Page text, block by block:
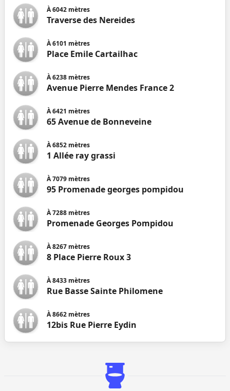
À6042 mètres
Traverse des Nereides
À6101 mètres
Place Emile Cartailhac
À6238 mètres
Avenue Pierre Mendes France 2
À6421 mètres
65 Avenue de Bonneveine
À6852 mètres
1 Allée ray grassi
À7079 mètres
95 Promenade georges pompidou
À7288 mètres
Promenade Georges Pompidou
À8267 mètres
8 Place Pierre Roux 3
À8433 mètres
Rue Basse Sainte Philomene
À8662 mètres
12bis Rue Pierre Eydin